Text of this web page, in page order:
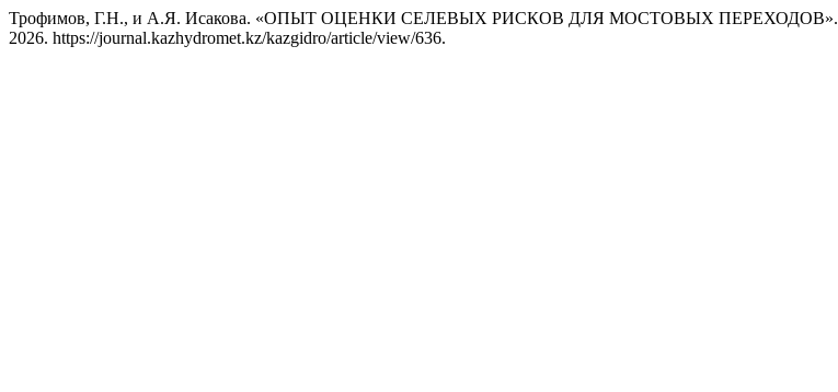
Трофимов, Г.Н., и А.Я. Исакова. «ОПЫТ ОЦЕНКИ СЕЛЕВЫХ РИСКОВ ДЛЯ МОСТОВЫХ ПЕРЕХОДОВ».
2026. https://journal.kazhydromet.kz/kazgidro/article/view/636.